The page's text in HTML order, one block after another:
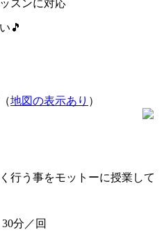
🎵
地図の表示あり ）
行う事をモットーに授業して
分／回